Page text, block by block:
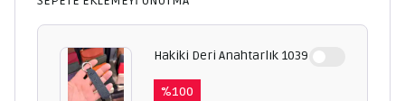
Hakiki Deri Anahtarlık 1039
%100